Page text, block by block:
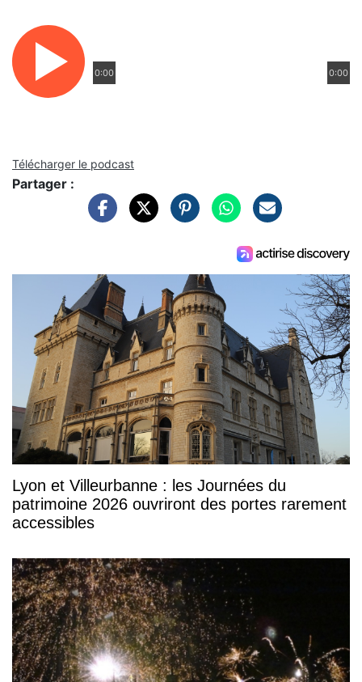
0:00 0:00
Télécharger le podcast
Partager :
Lyon et Villeurbanne : les Journées du
patrimoine 2026 ouvriront des portes rarement
accessibles